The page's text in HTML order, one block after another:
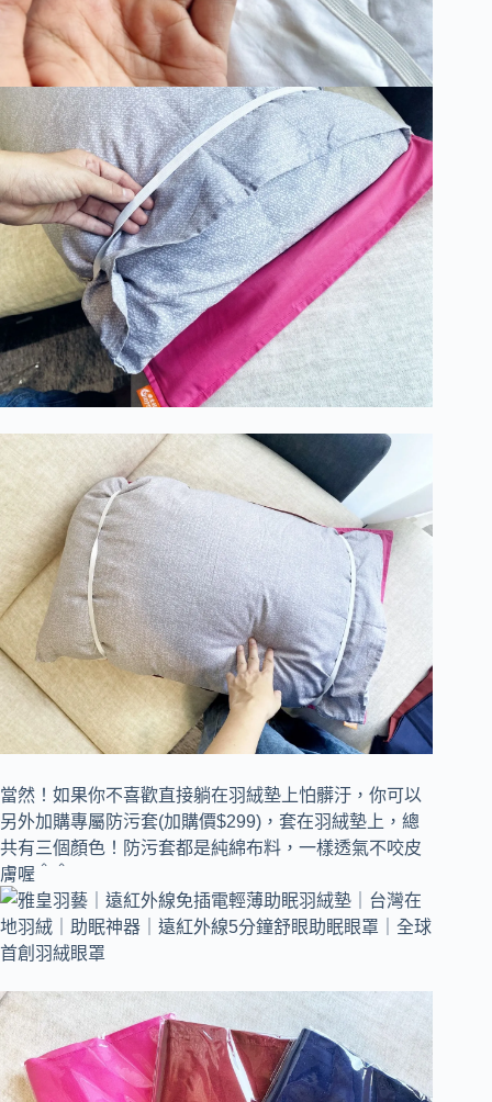
當然！如果你不喜歡直接躺在羽絨墊上怕髒汙，你可以
另外加購專屬防污套(加購價$299)，套在羽絨墊上，總
共有三個顏色！防污套都是純綿布料，一樣透氣不咬皮
膚喔＾＾